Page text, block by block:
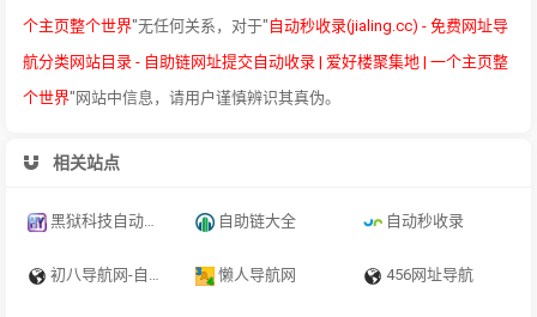
个主页整个世界"无任何关系，对于" 自动秒收录(jialing.cc) - 免费网址导
航分类网站目录 - 自助链网址提交自动收录 | 爱好楼聚集地 | 一个主页整
个世界"网站中信息，请用户谨慎辨识其真伪。
相关站点
黑狱科技自动秒收录导航网︱黑狱科技永久地址收藏不迷路 自助链大全 自动秒收录
初八导航网-自动收录-最懂你的导航网站 懒人导航网 456网址导航